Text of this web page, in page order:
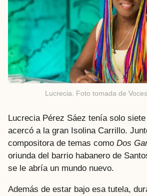
Lucrecia. Foto tomada de
Lucrecia Pérez Sáez tenía solo
acercó a la gran Isolina Carrillo.
compositora de temas como Dos
oriunda del barrio habanero de
se le abría un mundo nuevo.
Además de estar bajo esa tutela,